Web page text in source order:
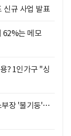
신규 사업 발표
62%는 메모
? 1인가구 "싱
부장 '불기둥'…